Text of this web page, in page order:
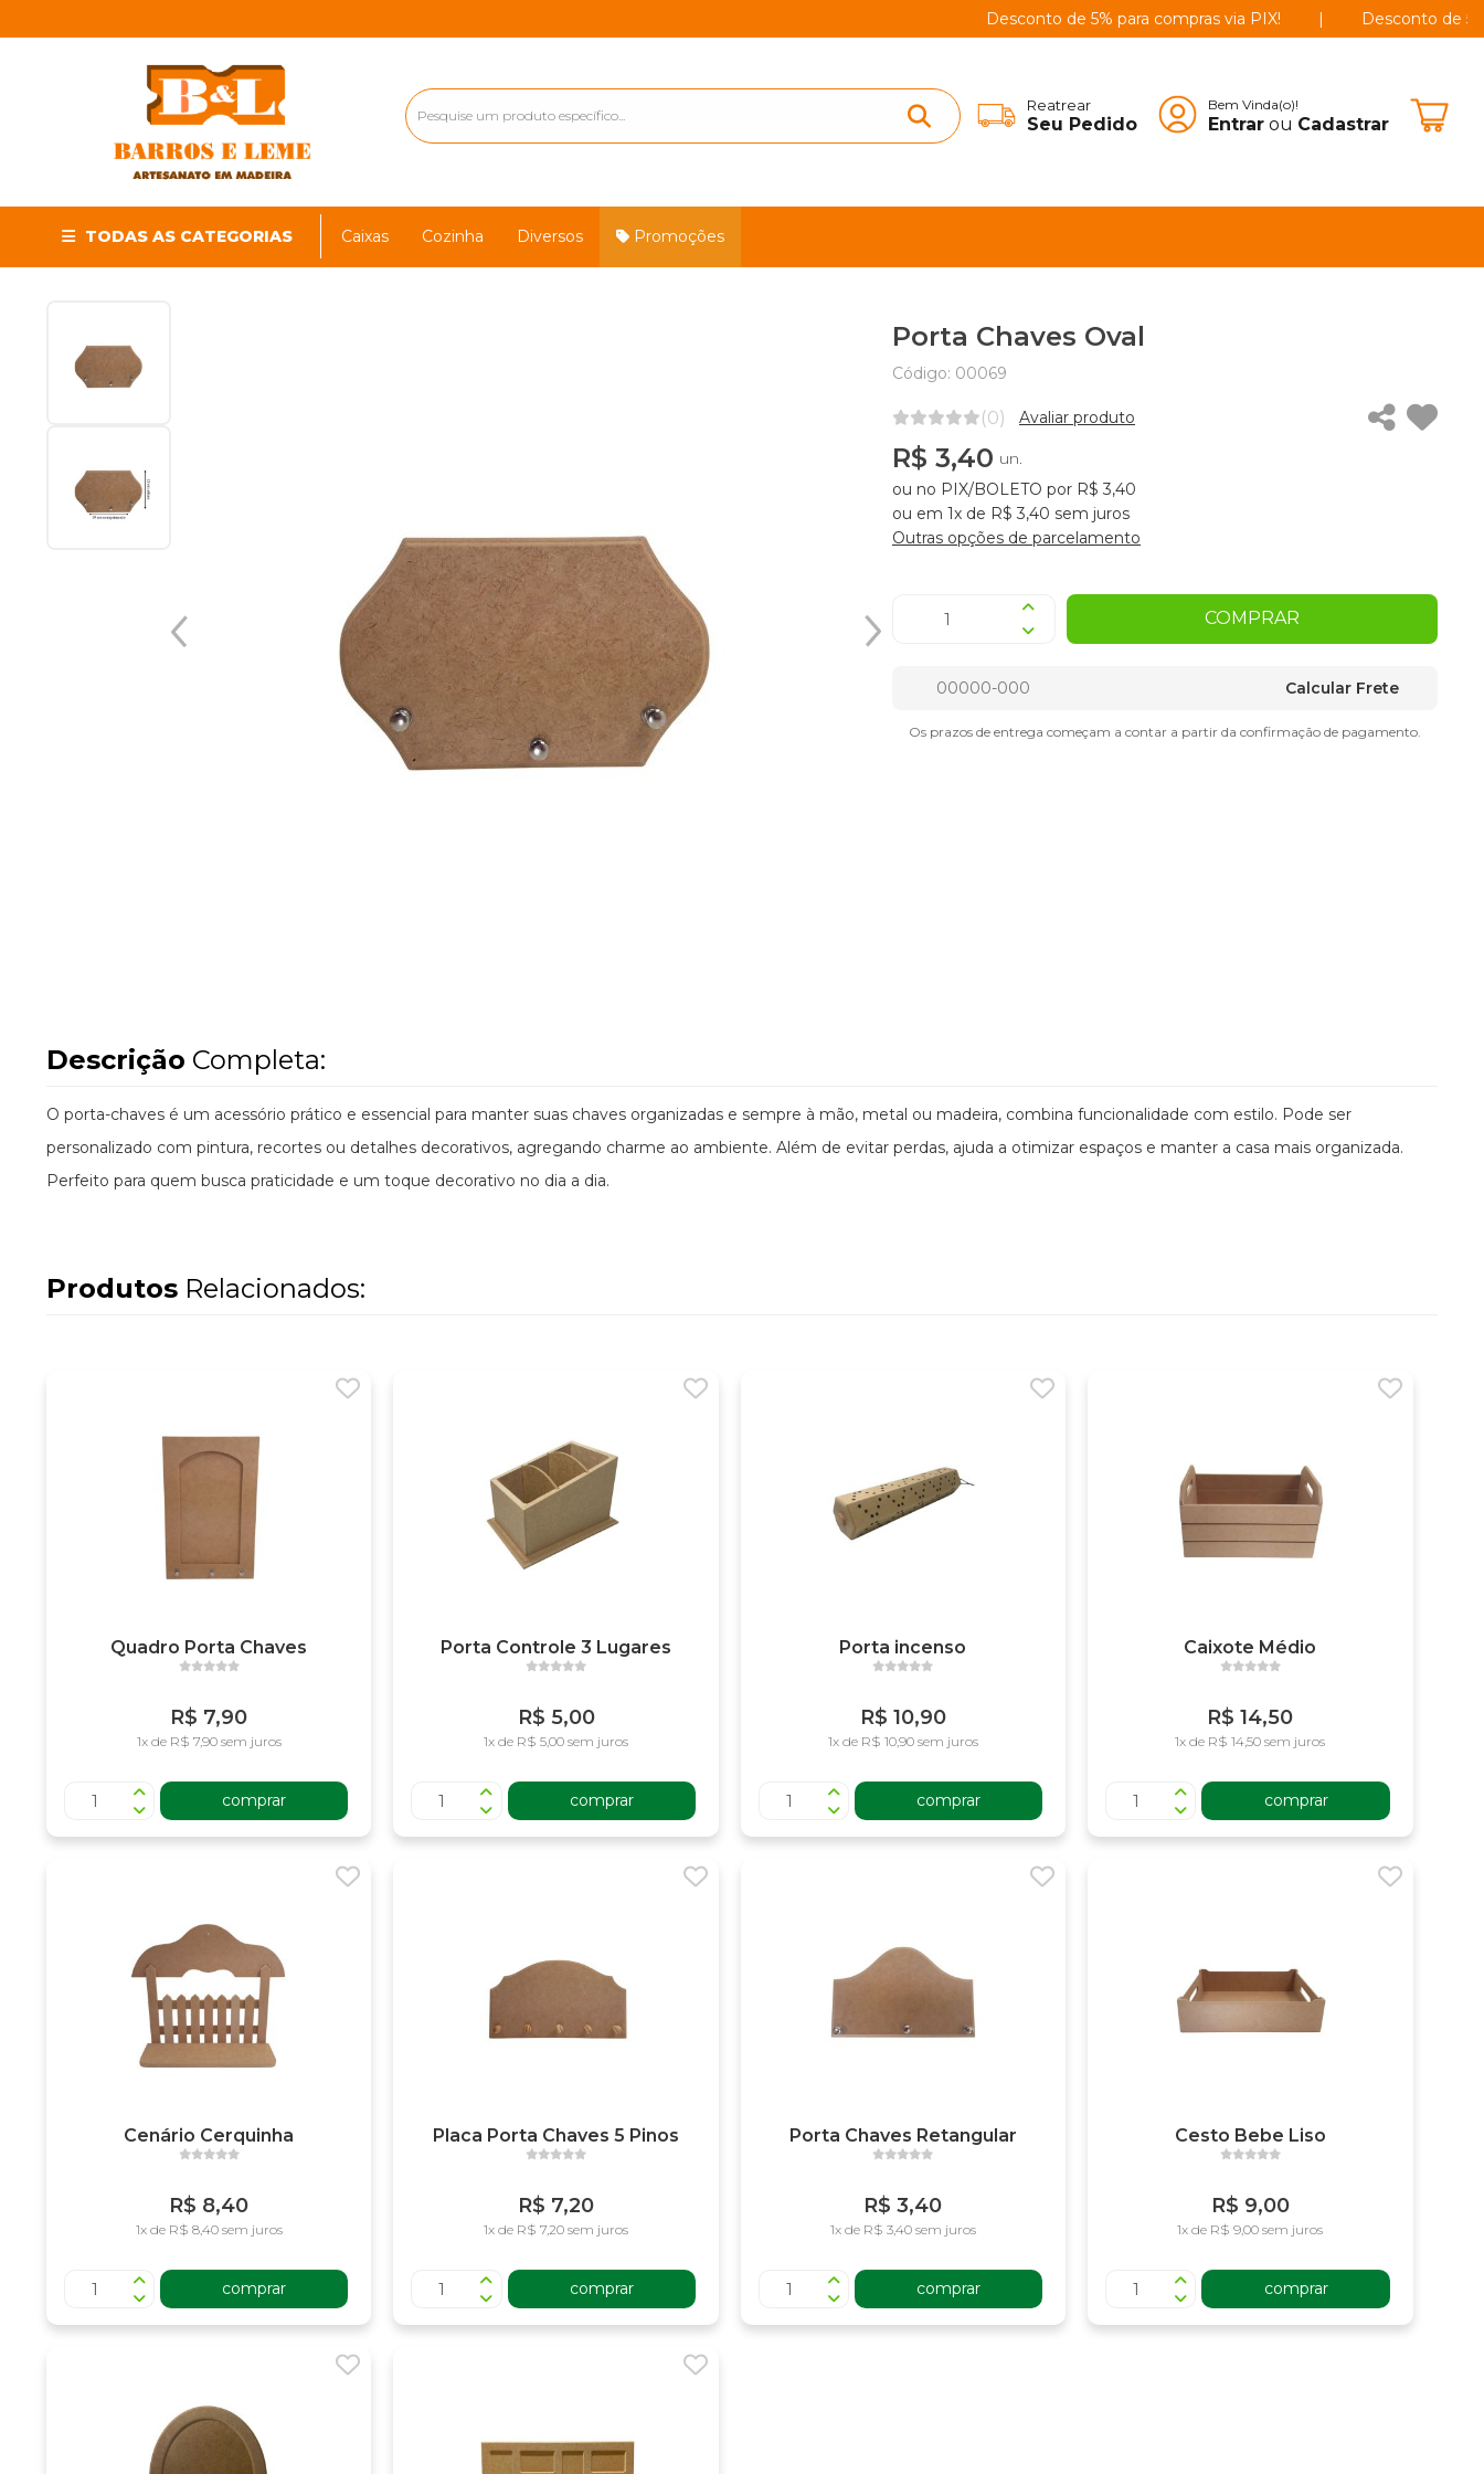
Desconto de 5% para compras via PIX! | Desconto de 5% para
Reatrear
Seu Pedido
Bem Vinda(o)!
Entrar ou Cadastrar
TODAS AS CATEGORIAS Caixas Cozinha Diversos Promoções
Porta Chaves Oval
Código: 00069
(0) Avaliar produto
R$ 3,40 un.
ou no PIX/BOLETO por R$ 3,40
ou em 1x de R$ 3,40 sem juros
Outras opções de parcelamento
COMPRAR
Calcular Frete
Os prazos de entrega começam a contar a partir da confirmação de pagamento.
Descrição Completa:
O porta-chaves é um acessório prático e essencial para manter suas chaves organizadas e sempre à mão, metal ou madeira, combina funcionalidade com estilo. Pode ser
personalizado com pintura, recortes ou detalhes decorativos, agregando charme ao ambiente. Além de evitar perdas, ajuda a otimizar espaços e manter a casa mais organizada.
Perfeito para quem busca praticidade e um toque decorativo no dia a dia.
Produtos Relacionados:
Quadro Porta Chaves
R$ 7,90
1x de R$ 7,90 sem juros
comprar
Porta Controle 3 Lugares
R$ 5,00
1x de R$ 5,00 sem juros
comprar
Porta incenso
R$ 10,90
1x de R$ 10,90 sem juros
comprar
Caixote Médio
R$ 14,50
1x de R$ 14,50 sem juros
comprar
Cenário Cerquinha
R$ 8,40
1x de R$ 8,40 sem juros
comprar
Placa Porta Chaves 5 Pinos
R$ 7,20
1x de R$ 7,20 sem juros
comprar
Porta Chaves Retangular
R$ 3,40
1x de R$ 3,40 sem juros
comprar
Cesto Bebe Liso
R$ 9,00
1x de R$ 9,00 sem juros
comprar